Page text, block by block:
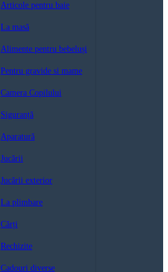
Articole pentru baie
La masă
Alimente pentru bebeluși
Pentru gravide si mame
Camera Copilului
Siguranță
Aparatură
Jucării
Jucării exterior
La plimbare
Cărți
Rechizite
Cadouri diverse